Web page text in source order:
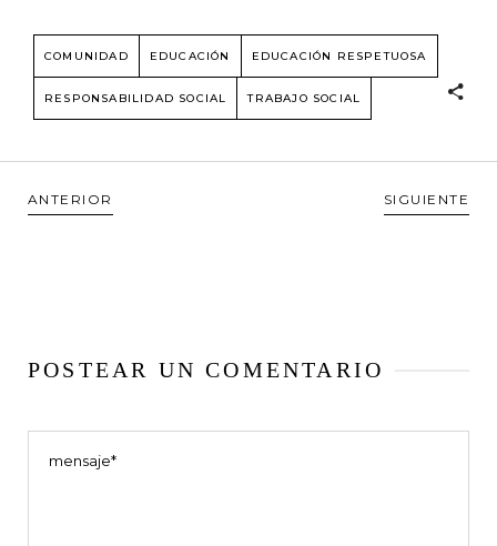
COMUNIDAD EDUCACIÓN EDUCACIÓN RESPETUOSA
RESPONSABILIDAD SOCIAL TRABAJO SOCIAL
ANTERIOR SIGUIENTE
POSTEAR UN COMENTARIO